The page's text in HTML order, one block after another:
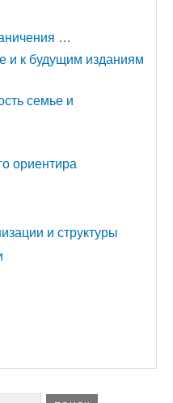
…
и к будущим изданиям
семье и
ориентира
и структуры